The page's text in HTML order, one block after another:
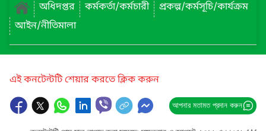
অধিদপ্তর
কর্মকর্তা/কর্মচারী
প্রকল্প/কর্মসূচি/কার্যক্রম
আইন/নীতিমালা
এই কনটেন্টটি শেয়ার করতে ক্লিক করুন
আপনার মতামত প্রদান করুন